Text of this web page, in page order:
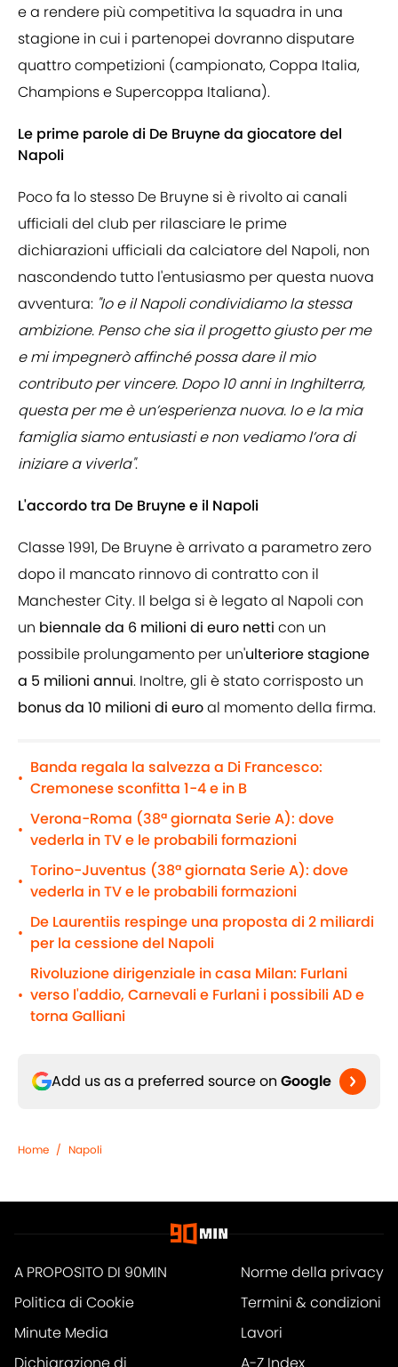
e a rendere più competitiva la squadra in una
stagione in cui i partenopei dovranno disputare
quattro competizioni (campionato, Coppa Italia,
Champions e Supercoppa Italiana).
Le prime parole di De Bruyne da giocatore del
Napoli
Poco fa lo stesso De Bruyne si è rivolto ai canali
ufficiali del club per rilasciare le prime
dichiarazioni ufficiali da calciatore del Napoli, non
nascondendo tutto l'entusiasmo per questa nuova
avventura: "Io e il Napoli condividiamo la stessa
ambizione. Penso che sia il progetto giusto per me
e mi impegnerò affinché possa dare il mio
contributo per vincere. Dopo 10 anni in Inghilterra,
questa per me è un’esperienza nuova. Io e la mia
famiglia siamo entusiasti e non vediamo l’ora di
iniziare a viverla".
L'accordo tra De Bruyne e il Napoli
Classe 1991, De Bruyne è arrivato a parametro zero
dopo il mancato rinnovo di contratto con il
Manchester City. Il belga si è legato al Napoli con
un biennale da 6 milioni di euro netti con un
possibile prolungamento per un'ulteriore stagione
a 5 milioni annui. Inoltre, gli è stato corrisposto un
bonus da 10 milioni di euroal momento della firma.
•
Banda regala la salvezza a Di Francesco:
Cremonese sconfitta 1-4 e in B
•
Verona-Roma (38ª giornata Serie A): dove
vederla in TV e le probabili formazioni
•
Torino-Juventus (38ª giornata Serie A): dove
vederla in TV e le probabili formazioni
•
De Laurentiis respinge una proposta di 2 miliardi
per la cessione del Napoli
•
Rivoluzione dirigenziale in casa Milan: Furlani
verso l'addio, Carnevali e Furlani i possibili AD e
torna Galliani
Add us as a preferred source on Google
Home / Napoli
A PROPOSITO DI 90MIN
Norme della privacy
Politica di Cookie
Termini & condizioni
Minute Media
Lavori